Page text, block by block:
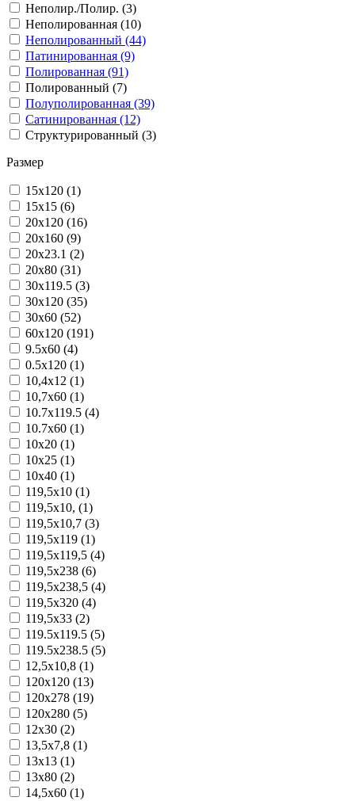
Неполир./Полир. (3)
Неполированная (10)
Неполированный (44)
Патинированная (9)
Полированная (91)
Полированный (7)
Полуполированная (39)
Сатинированная (12)
Структурированный (3)
Размер
15x120 (1)
15x15 (6)
20x120 (16)
20x160 (9)
20x23.1 (2)
20x80 (31)
30x119.5 (3)
30x120 (35)
30x60 (52)
60x120 (191)
9.5x60 (4)
0.5x120 (1)
10,4x12 (1)
10,7x60 (1)
10.7x119.5 (4)
10.7x60 (1)
10x20 (1)
10x25 (1)
10x40 (1)
119,5x10 (1)
119,5x10, (1)
119,5x10,7 (3)
119,5x119 (1)
119,5x119,5 (4)
119,5x238 (6)
119,5x238,5 (4)
119,5x320 (4)
119,5x33 (2)
119.5x119.5 (5)
119.5x238.5 (5)
12,5x10,8 (1)
120x120 (13)
120x278 (19)
120x280 (5)
12x30 (2)
13,5x7,8 (1)
13x13 (1)
13x80 (2)
14,5x60 (1)